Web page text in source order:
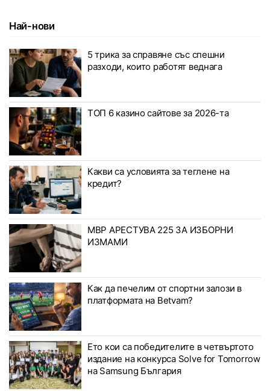
Най-нови
5 трика за справяне със спешни
разходи, които работят веднага
ТОП 6 казино сайтове за 2026-та
Какви са условията за теглене на
кредит?
МВР АРЕСТУВА 225 ЗА ИЗБОРНИ
ИЗМАМИ
Как да печелим от спортни залози в
платформата на Betvam?
Ето кои са победителите в четвъртото
издание на конкурса Solve for Tomorrow
на Samsung България